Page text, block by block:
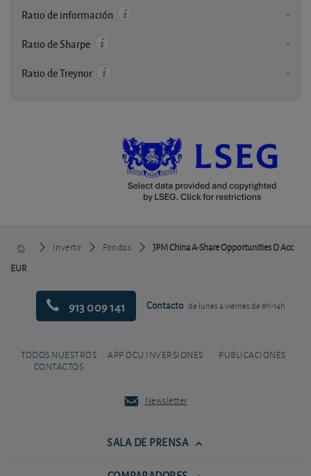
Ratio de información -
Ratio de Sharpe -
Ratio de Treynor -
Invertir Fondos
JPM China A-Share Opportunities D Acc
EUR
913 009 141 Contacto de lunes a viernes de 9h-14h
TODOS NUESTROS
CONTACTOS
APP OCU INVERSIONES PUBLICACIONES
Newsletter
SALA DE PRENSA